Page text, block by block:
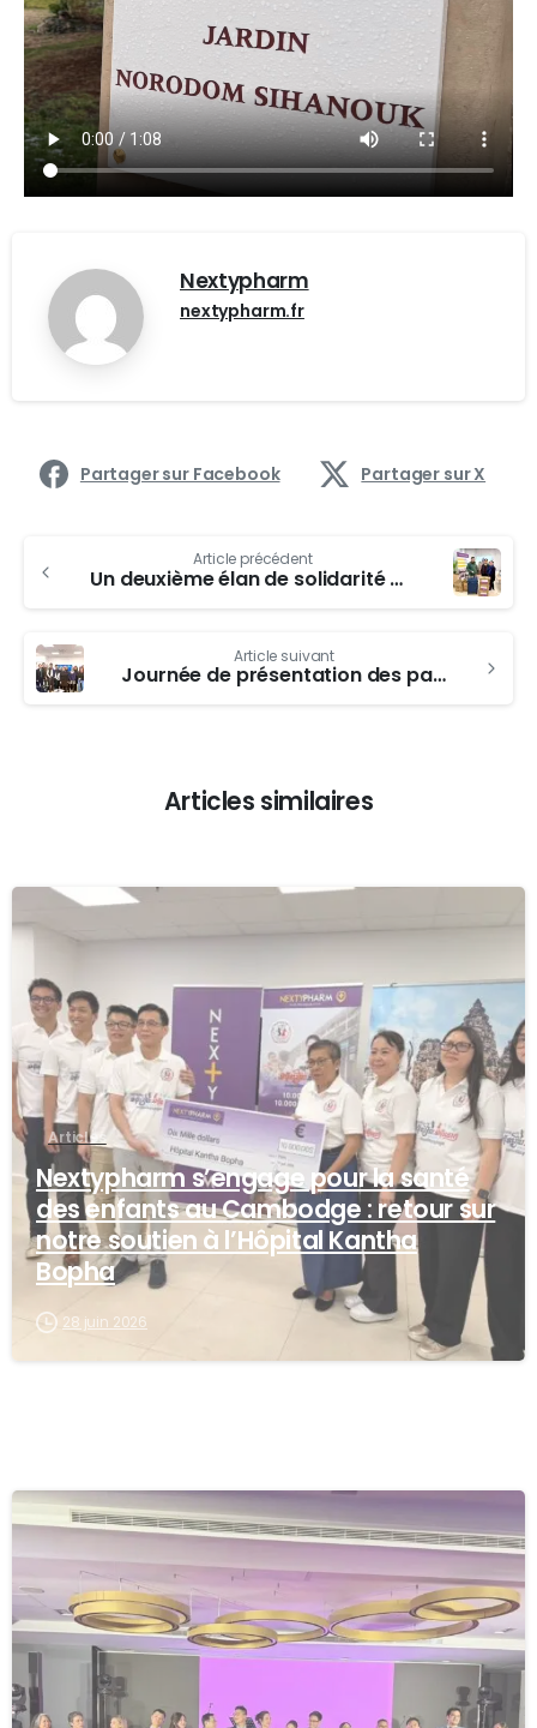
Nextypharm
nextypharm.fr
Partager sur Facebook Partager sur X
Article précédent
Un deuxième élan de solidarité du groupement NEXTYPHARM
Article suivant
Journée de présentation des partenariats NEXTYPHARM – 26 janvier 2026
Articles similaires
Articles
Nextypharm s’engage pour la santé
des enfants au Cambodge : retour sur
notre soutien à l’Hôpital Kantha
Bopha
28 juin 2026
-